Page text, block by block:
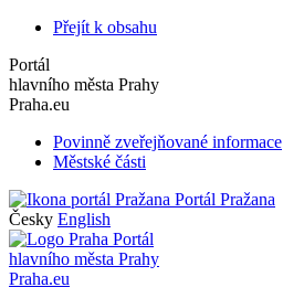
Přejít k obsahu
Portál
hlavního města Prahy
Praha.eu
Povinně zveřejňované informace
Městské části
Portál Pražana
Česky English
Portál
hlavního města Prahy
Praha.eu